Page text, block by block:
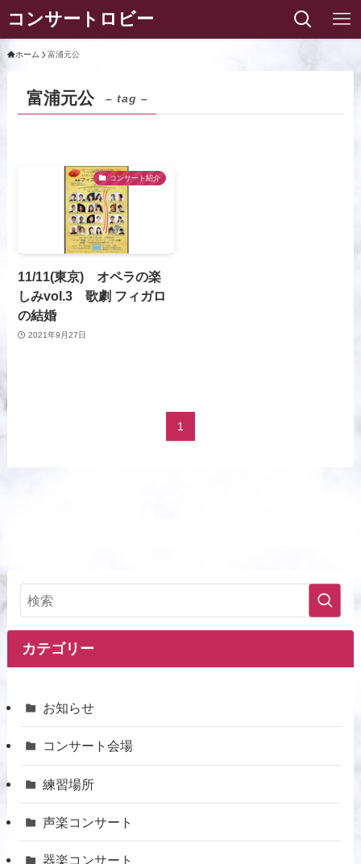
コンサートロビー
ホーム 富浦元公
富浦元公 – tag –
コンサート紹介
11/11(東京) オペラの楽
しみvol.3 歌劇 フィガロ
の結婚
2021年9月27日
1
カテゴリー
お知らせ
コンサート会場
練習場所
声楽コンサート
器楽コンサート